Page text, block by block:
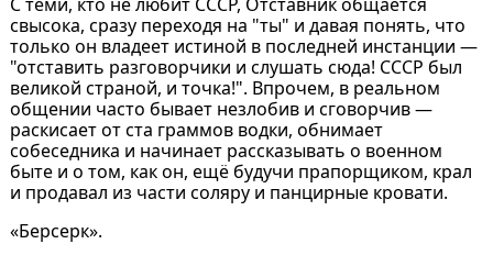
свысока, сразу переходя на "ты" и давая понять, что
только он владеет истиной в последней инстанции —
"отставить разговорчики и слушать сюда! СССР был
великой страной, и точка!". Впрочем, в реальном
общении часто бывает незлобив и сговорчив —
раскисает от ста граммов водки, обнимает
собеседника и начинает рассказывать о военном
быте и о том, как он, ещё будучи прапорщиком, крал
и продавал из части соляру и панцирные кровати.
«Берсерк».